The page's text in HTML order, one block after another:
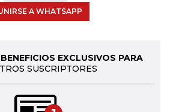
A WHATSAPP
EXCLUSIVOS PARA
SUSCRIPTORES